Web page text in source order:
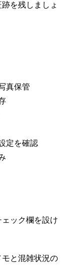
を残しましょ
真保管
定を確認
ック欄を設け
と混雑状況の